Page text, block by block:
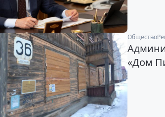
Общество
«Дом